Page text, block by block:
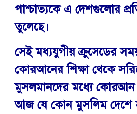
পাশ্চাত্যকে এ দেশগুলোর
তুলেছে।
সেই মধ্যযুগীয় ক্রুসেডের
কোরআনের শিক্ষা থেকে
মুসলমানদের মধ্যে কোরআন
আজ যে কোন মুসলিম দেশে